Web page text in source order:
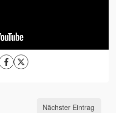
Nächster Eintrag